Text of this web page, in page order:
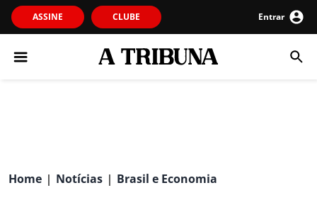
ASSINE CLUBE Entrar
Home | Notícias | Brasil e Economia